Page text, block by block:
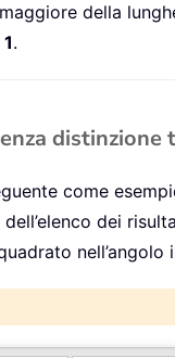
della
.
come
dei